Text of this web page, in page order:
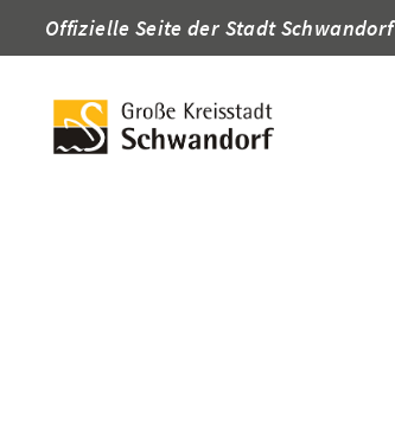
Offizielle Seite der Stadt Schwandorf